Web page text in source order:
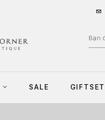
SALE GIFTSET